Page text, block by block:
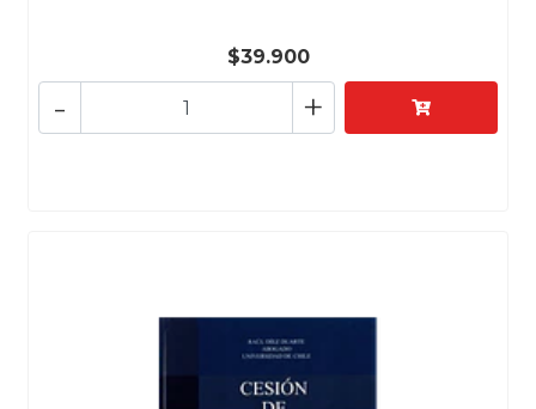
$39.900
+
-